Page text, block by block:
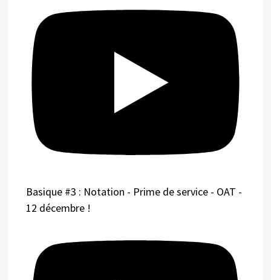
Basique #3 : Notation - Prime de service - OAT -
12 décembre !